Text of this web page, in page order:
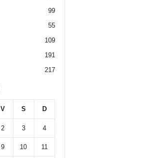
99
55
109
191
217
V S D
2 3 4
9 10 11